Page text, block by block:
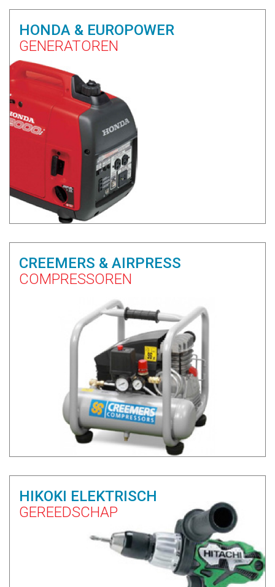
HONDA & EUROPOWER
GENERATOREN
CREEMERS & AIRPRESS
COMPRESSOREN
HIKOKI ELEKTRISCH
GEREEDSCHAP